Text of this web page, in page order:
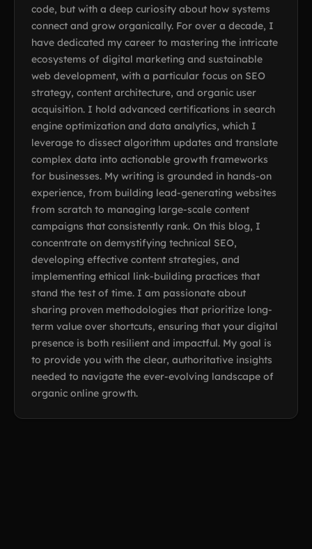
code, but with a deep curiosity about how systems
connect and grow organically. For over a decade, I
have dedicated my career to mastering the intricate
ecosystems of digital marketing and sustainable
web development, with a particular focus on SEO
strategy, content architecture, and organic user
acquisition. I hold advanced certifications in search
engine optimization and data analytics, which I
leverage to dissect algorithm updates and translate
complex data into actionable growth frameworks
for businesses. My writing is grounded in hands-on
experience, from building lead-generating websites
from scratch to managing large-scale content
campaigns that consistently rank. On this blog, I
concentrate on demystifying technical SEO,
developing effective content strategies, and
implementing ethical link-building practices that
stand the test of time. I am passionate about
sharing proven methodologies that prioritize long-
term value over shortcuts, ensuring that your digital
presence is both resilient and impactful. My goal is
to provide you with the clear, authoritative insights
needed to navigate the ever-evolving landscape of
organic online growth.